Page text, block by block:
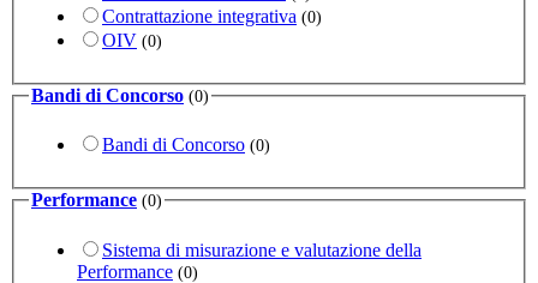
Contrattazione integrativa (0)
OIV (0)
Bandi di Concorso (0)
Bandi di Concorso (0)
Performance (0)
Sistema di misurazione e valutazione della
Performance (0)